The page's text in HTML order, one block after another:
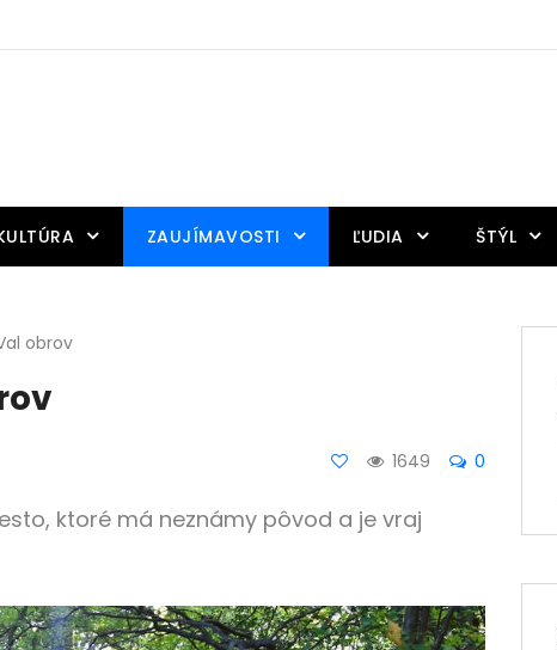
ZAUJÍMAVOSTI ĽUDIA ŠTÝL
obrov
1649 0
ktoré má neznámy pôvod a je vraj